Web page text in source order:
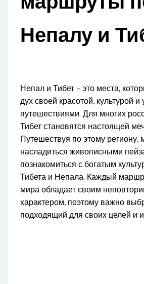
Непалу и
Непал и Тибет – это места,
дух своей красотой, культурой
путешествиями. Для многих
Тибет становятся настоящей
Путешествуя по этому региону,
насладиться живописными
познакомиться с богатым
Тибета и Непала. Каждый
мира обладает своим
характером, поэтому важно
подходящий для своих целей и